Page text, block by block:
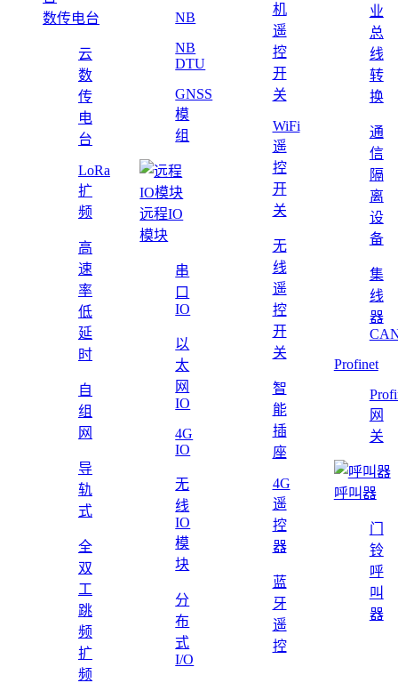
数传电台
云
数
传
电
台
LoRa
扩
频
高
速
率
低
延
时
自
组
网
导
轨
式
全
双
工
跳
频
扩
频
NB
NB
DTU
GNSS
模
组
远程IO
模块
串
口
IO
以
太
网
IO
4G
IO
无
线
IO
模
块
分
布
式
I/O
机
遥
控
开
关
WiFi
遥
控
开
关
无
线
遥
控
开
关
智
能
插
座
4G
遥
控
器
蓝
牙
遥
控
业
总
线
转
换
通
信
隔
离
设
备
集
线
器
Profinet
网
关
呼叫器
门
铃
呼
叫
器